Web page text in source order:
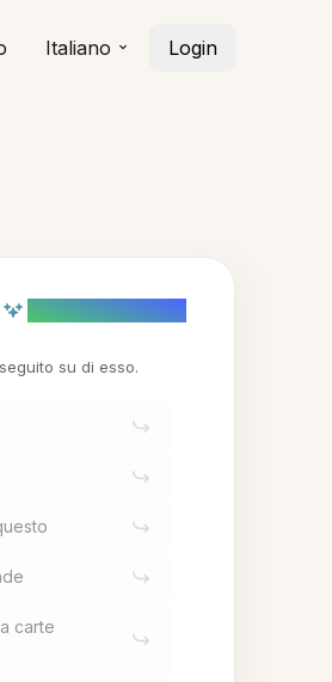
Italiano Login
su di esso.
carte